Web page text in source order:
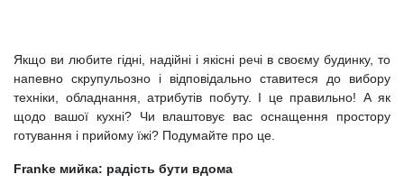
Якщо ви любите гідні, надійні і якісні речі в своєму будинку, то
напевно скрупульозно і відповідально ставитеся до вибору
техніки, обладнання, атрибутів побуту. І це правильно! А як
щодо вашої кухні? Чи влаштовує вас оснащення простору
готування і прийому їжі? Подумайте про це.
Franke мийка: радість бути вдома